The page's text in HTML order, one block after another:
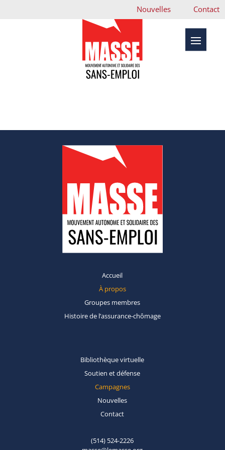
Nouvelles Contact
Accueil
À propos
Groupes membres
Histoire de l’assurance-chômage
Bibliothèquevirtuelle
Soutien etdéfense
Campagnes
Nouvelles
Contact
(514) 524-2226